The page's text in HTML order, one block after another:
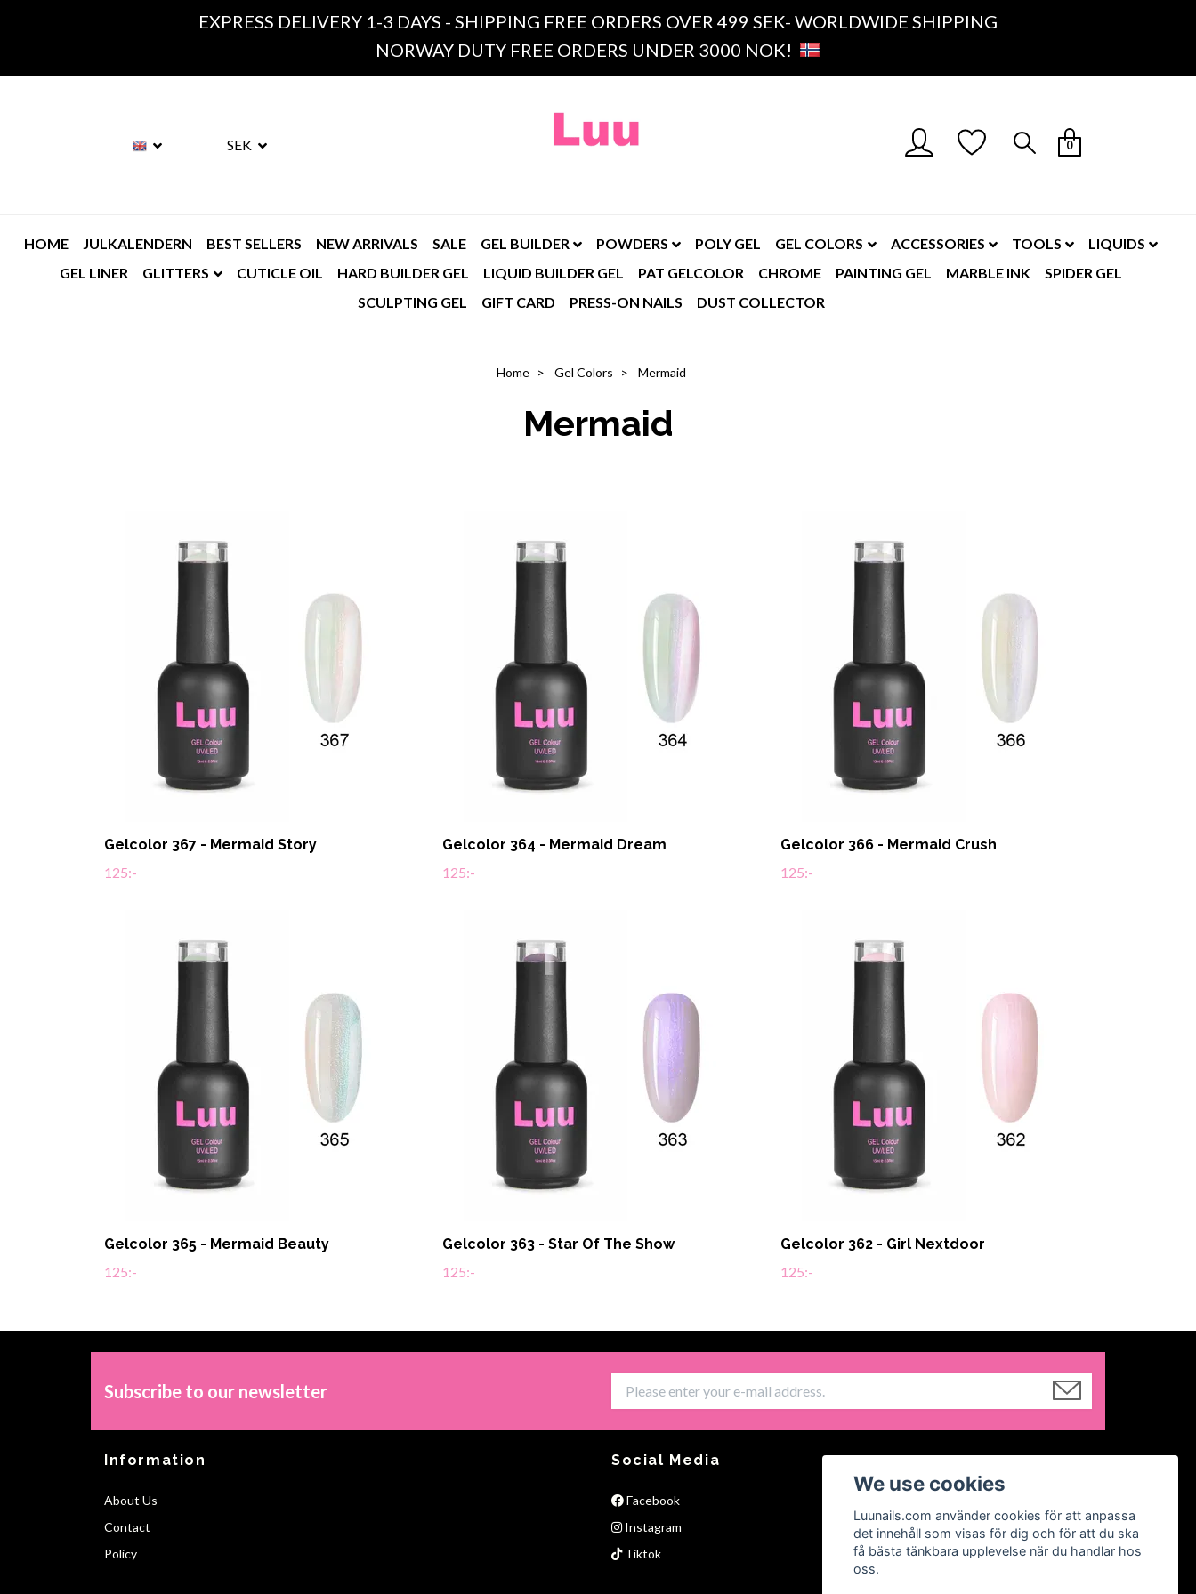
EXPRESS DELIVERY 1-3 DAYS - SHIPPING FREE ORDERS OVER 499 SEK- WORLDWIDE SHIPPING
NORWAY DUTY FREE ORDERS UNDER 3000 NOK!
SEK 0
HOME JULKALENDERN BEST SELLERS NEW ARRIVALS SALE GEL BUILDER POWDERS POLY GEL GEL COLORS ACCESSORIES TOOLS
LIQUIDS
GEL LINER
GLITTERS CUTICLE OIL HARD BUILDER GEL LIQUID BUILDER GEL PAT GELCOLOR CHROME PAINTING GEL MARBLE INK
SPIDER GEL
SCULPTING GEL
GIFT CARD PRESS-ON NAILS DUST COLLECTOR
Home Gel Colors Mermaid
Mermaid
Gelcolor 367 - Mermaid Story
125:-
Gelcolor 364 - Mermaid Dream
125:-
Gelcolor 366 - Mermaid Crush
125:-
Gelcolor 365 - Mermaid Beauty
125:-
Gelcolor 363 - Star Of The Show
125:-
Gelcolor 362 - Girl Nextdoor
125:-
Subscribe to our newsletter
Information
About Us
Contact
Policy
Social Media
Facebook
Instagram
Tiktok
We use cookies
Luunails.com använder cookies för att anpassa
det innehåll som visas för dig och för att du ska
få bästa tänkbara upplevelse när du handlar hos
oss.